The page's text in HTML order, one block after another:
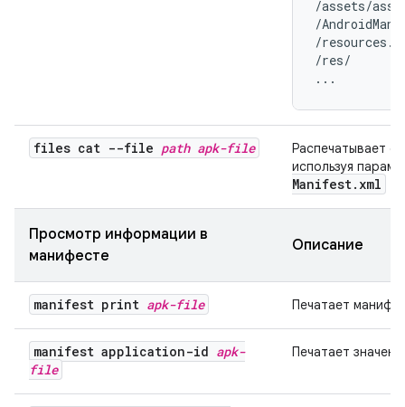
/assets/
/
/
/res/
...
files cat --file path apk-file
Распечатывает
используя
Manifest. xml
Просмотр информации в
манифесте
Описание
manifest print apk-file Печатает
manifest application-id apk-
file
Печатает